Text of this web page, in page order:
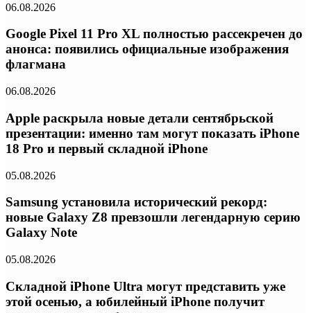
06.08.2026
Google Pixel 11 Pro XL полностью рассекречен до
анонса: появились официальные изображения
флагмана
06.08.2026
Apple раскрыла новые детали сентябрьской
презентации: именно там могут показать iPhone
18 Pro и первый складной iPhone
05.08.2026
Samsung установила исторический рекорд:
новые Galaxy Z8 превзошли легендарную серию
Galaxy Note
05.08.2026
Складной iPhone Ultra могут представить уже
этой осенью, а юбилейный iPhone получит